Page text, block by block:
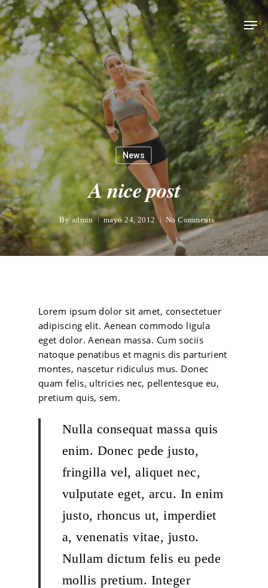
News
A nice post
By admin mayo 24, 2012 No Comments
Lorem ipsum dolor sit amet, consectetuer
adipiscing elit. Aenean commodo ligula
eget dolor. Aenean massa. Cum sociis
natoque penatibus et magnis dis parturient
montes, nascetur ridiculus mus. Donec
quam felis, ultricies nec, pellentesque eu,
pretium quis, sem.
Nulla consequat massa quis
enim. Donec pede justo,
fringilla vel, aliquet nec,
vulputate eget, arcu. In enim
justo, rhoncus ut, imperdiet
a, venenatis vitae, justo.
Nullam dictum felis eu pede
mollis pretium. Integer